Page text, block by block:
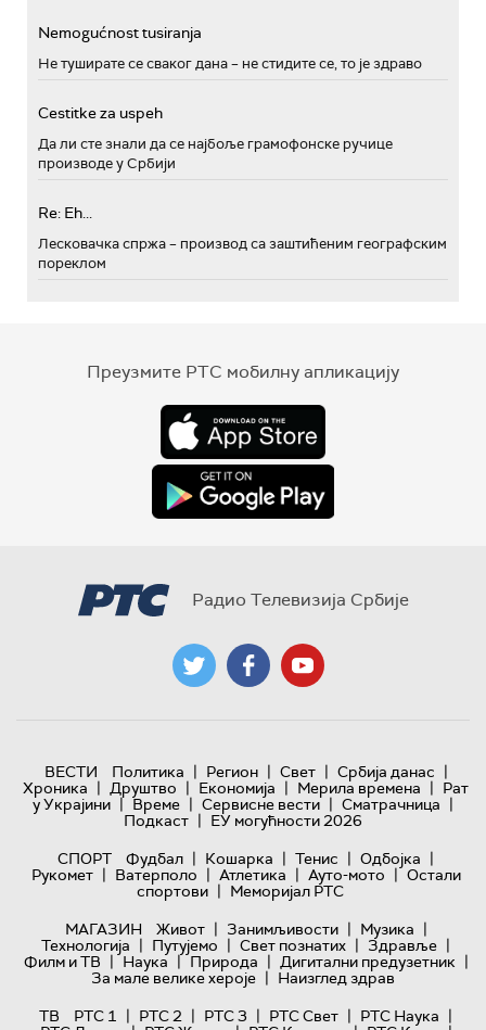
Nemogućnost tusiranja
Не туширате се сваког дана – не стидите се, то је здраво
Cestitke za uspeh
Да ли сте знали да се најбоље грамофонске ручице
производе у Србији
Re: Eh...
Лесковачка спржа – производ са заштићеним географским
пореклом
Преузмите РТС мобилну апликацију
Радио Телевизија Србије
ВЕСТИ Политика | Регион | Свет | Србија данас |
Хроника | Друштво | Економија | Мерила времена | Рат
у Украјини | Време | Сервисне вести | Сматрачница |
Подкаст | ЕУ могућности 2026
СПОРТ
Фудбал | Кошарка | Тенис | Одбојка |
Рукомет | Ватерполо | Атлетика | Ауто-мото | Остали
спортови | Меморијал РТС
МАГАЗИН
Живот | Занимљивости | Музика |
Технологијa | Путујемо | Свет познатих | Здравље |
Филм и ТВ | Наука | Природа | Дигитални предузетник |
За мале велике хероје | Наизглед здрав
ТВ
РТС 1 | РТС 2 | РТС 3 | РТС Свет | РТС Наука |